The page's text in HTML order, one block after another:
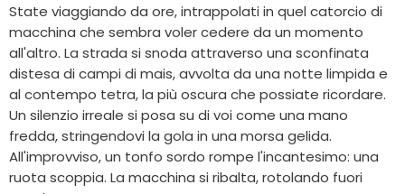
State viaggiando da ore, intrappolati in quel catorcio di
macchina che sembra voler cedere da un momento
all'altro. La strada si snoda attraverso una sconfinata
distesa di campi di mais, avvolta da una notte limpida e
al contempo tetra, la più oscura che possiate ricordare.
Un silenzio irreale si posa su di voi come una mano
fredda, stringendovi la gola in una morsa gelida.
All'improvviso, un tonfo sordo rompe l'incantesimo: una
ruota scoppia. La macchina si ribalta, rotolando fuori